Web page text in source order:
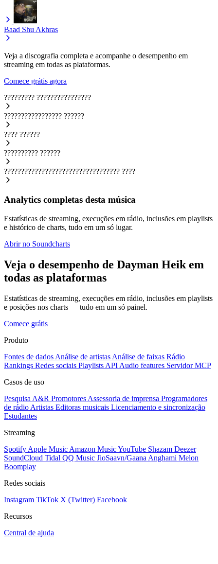
Baad Shu Akhras
Veja a discografia completa e acompanhe o desempenho em
streaming em todas as plataformas.
Comece grátis agora
????????? ????????????????
????????????????? ??????
???? ??????
?????????? ??????
?????????????????????????????????? ????
Analytics completas desta música
Estatísticas de streaming, execuções em rádio, inclusões em playlists
e histórico de charts, tudo em um só lugar.
Abrir no Soundcharts
Veja o desempenho de Dayman Heik em
todas as plataformas
Estatísticas de streaming, execuções em rádio, inclusões em playlists
e posições nos charts — tudo em um só painel.
Comece grátis
Produto
Fontes de dados Análise de artistas Análise de faixas Rádio
Rankings Redes sociais Playlists API Audio features Servidor MCP
Casos de uso
Pesquisa A&R Promotores Assessoria de imprensa Programadores
de rádio Artistas Editoras musicais Licenciamento e sincronização
Estudantes
Streaming
Spotify Apple Music Amazon MusicYouTube Shazam Deezer
SoundCloud Tidal QQ Music JioSaavn/Gaana Anghami Melon
Boomplay
Redes sociais
Instagram TikTok X (Twitter) Facebook
Recursos
Central de ajuda